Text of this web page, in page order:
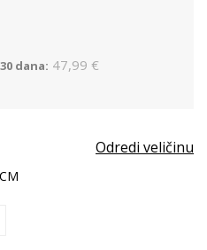
dana: 47,99 €
Odredi veličinu